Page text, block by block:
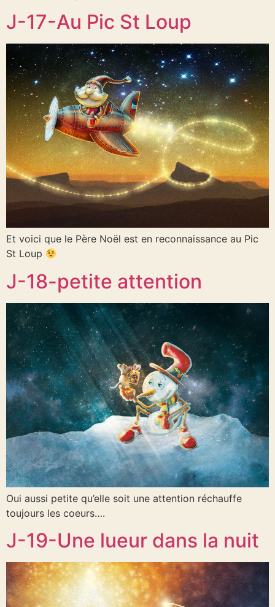
J-17-Au Pic St Loup
Et voici que le Père Noël est en reconnaissance au Pic
St Loup
J-18-petite attention
Oui aussi petite qu’elle soit une attention réchauffe
toujours les coeurs….
J-19-Une lueur dans la nuit